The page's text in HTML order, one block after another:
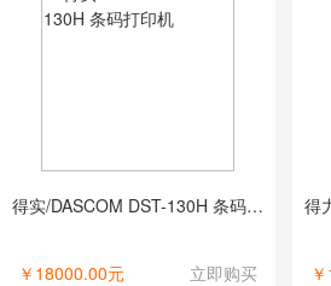
得实/DASCOM DST-130H 条码打印机
￥18000.00元 立即购买